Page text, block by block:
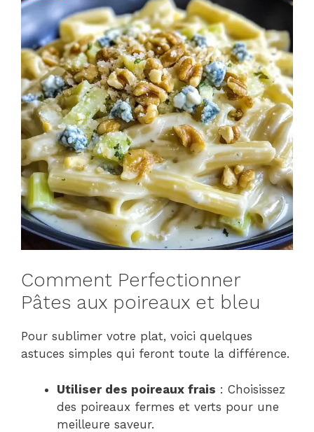
Comment Perfectionner
Pâtes aux poireaux et bleu
Pour sublimer votre plat, voici quelques
astuces simples qui feront toute la différence.
Utiliser des poireaux frais : Choisissez
des poireaux fermes et verts pour une
meilleure saveur.